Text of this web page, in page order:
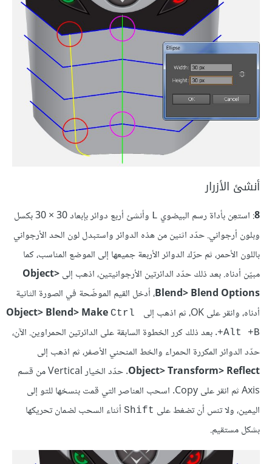
أنشئ الأزرار
8: استعِن بأداة رسم البيضوي L
وأنشئ أربع دوائر بإبعاد 30 × 30 بكسل
وبلون أرجواني. حدّد اثنين من هذه الدوائر واستبدل لون الحد الأرجواني
باللون الأحمر، ثم حرّك الدوائر الأربعة جميعها إلى الموضع المناسب، كما
مبيّن أدناه. بعد ذلك حدّد الدائرتين الأرجوانيتين، اذهب إلىObject>
Blend> Blend Options، أدخل القيم الموضّحة في الصورة الثانية
أدناه، وانقر على OK، ثم اذهب إلى
Object> Blend> Make Ctrl
+Alt +B. بعد ذلك كرر الخطوة السابقة على الدائرتين الحمراوين. الآن،
حدّد الدوائر المكررة الحمراء والخط المنحني الأصفر، ثم اذهب إلى
Object> Transform> Reflect
. حدّد الخيار Vertical من قسم
Axis ثم انقر على Copy. اسحب العناصر التي قمت بنسخها للتو إلى
اليمين، ولا تنس أن تضغط على Shift أثناء السحب لضمان تحريكها
بشكل مستقيم.